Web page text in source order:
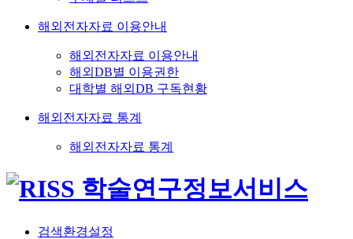
해외전자자료 이용안내
해외전자자료 이용안내
해외DB별 이용권한
대학별 해외DB 구독현황
해외전자자료 통계
해외전자자료 통계
검색환경설정